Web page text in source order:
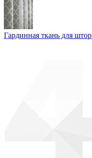
Гардинная ткань для